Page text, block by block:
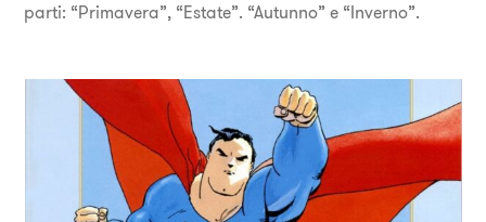
parti: “Primavera”, “Estate”. “Autunno” e “Inverno”.